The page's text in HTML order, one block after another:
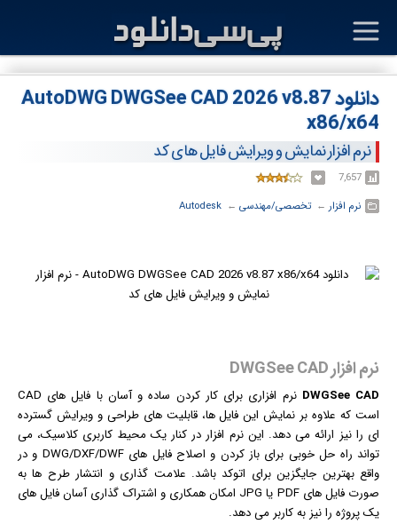
دانلود AutoDWG DWGSee CAD 2026 v8.87
x86/x64
نرم افزار نمایش و ویرایش فایل های کد
7,657
نرم افزار ← ‏تخصصی/مهندسی ← ‏
Autodesk
نرم افزار DWGSee CAD
DWGSee CAD نرم افزار
ی برای کار کردن ساده و آسان با فایل های CAD
است که علاوه بر نمایش این فایل ها، قابلیت های طراحی و ویرایش گسترده
ای را نیز ارائه می دهد. این نرم افزار در کنار یک محیط کاربری کلاسیک، می
تواند راه حل خوبی برای باز کردن و اصلاح فایل های DWG/DXF/DWF و در
واقع بهترین جایگزین برای اتوکد باشد. علامت گذاری و انتشار طرح ها به
صورت فایل های PDF یا JPG امکان همکاری و اشتراک گذاری آسان فایل های
یک پروژه را نیز به کاربر می دهد.